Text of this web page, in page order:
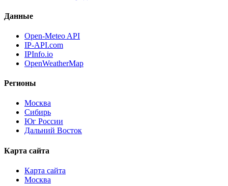
Данные
Open-Meteo API
IP-API.com
IPInfo.io
OpenWeatherMap
Регионы
Москва
Сибирь
Юг России
Дальний Восток
Карта сайта
Карта сайта
Москва